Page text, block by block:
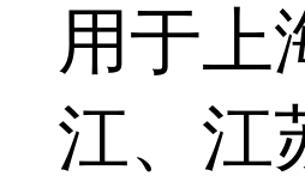
用于上
江、江